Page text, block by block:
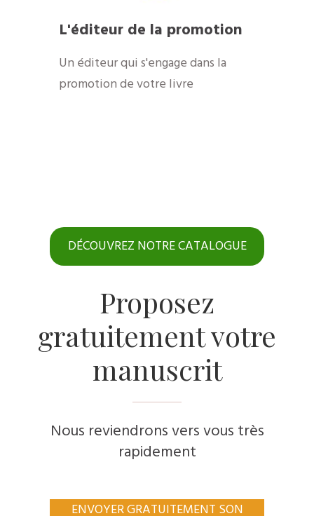
L'éditeur de la promotion
Un éditeur qui s'engage dans la
promotion de votre livre
DÉCOUVREZ NOTRE CATALOGUE
Proposez
gratuitement votre
manuscrit
Nous reviendrons vers vous très
rapidement
ENVOYER GRATUITEMENT SON